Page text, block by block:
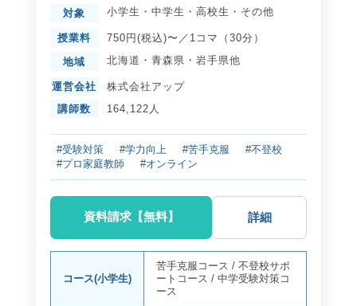
対象 小学生 ・ 中学生 ・ 高校生 ・ その他
授業料 750円(税込)〜／1コマ（30分）
地域 北海道 ・ 青森県 ・ 岩手県他
運営会社
株式会社アップ
講師数
164,122人
#受験対策 #学力向上 #苦手克服
#不登校
#プロ家庭教師
#オンライン
資料請求【無料】 詳細
コース(小学生)
苦手克服コース /不登校サポ
ートコース /中学受験対策コ
ース